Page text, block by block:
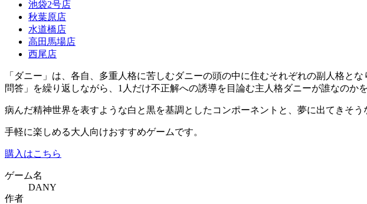
池袋2号店
秋葉原店
水道橋店
高田馬場店
西尾店
「ダニー」は、各自、多重人格に苦しむダニーの頭の中に住むそれぞれの副人格と
問答」を繰り返しながら、1人だけ不正解への誘導を目論む主人格ダニーが誰なのか
病んだ精神世界を表すような白と黒を基調としたコンポーネントと、夢に出てきそう
手軽に楽しめる大人向けおすすめゲームです。
購入はこちら
ゲーム名
DANY
作者